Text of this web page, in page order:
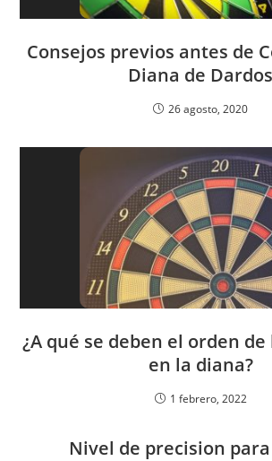
Consejos previos antes de
Diana de Dardos
26 agosto, 2020
¿A qué se deben el orden
en la diana?
1 febrero, 2022
Nivel de precision